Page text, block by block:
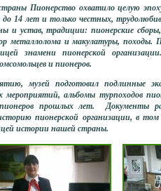
Пионерство охватило целую
до 14 лет и только честных,
и устав, традиции: пионерские
металлолома и макулатуры, походы.
знамени пионерской
и пионеров.
музей подготовил подлинные
мероприятий, альбомы турпоходов
пионеров прошлых лет. Документы
пионерской организации, в
истории нашей страны.